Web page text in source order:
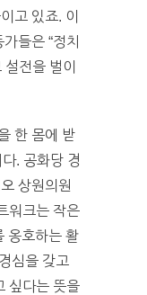
고 있죠. 이
들은 “정치
전을 벌이
한 몸에 받
. 공화당 경
상원의원
워크는 작은
옹호하는 활
심을 갖고
싶다는 뜻을